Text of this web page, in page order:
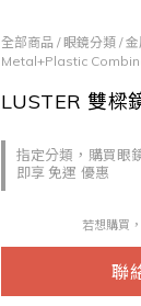
全部商品 /眼鏡分類/
Metal+Plastic
LUSTER 雙樑
指定分類，購買眼
即享 免運 優惠
若想購買
聯